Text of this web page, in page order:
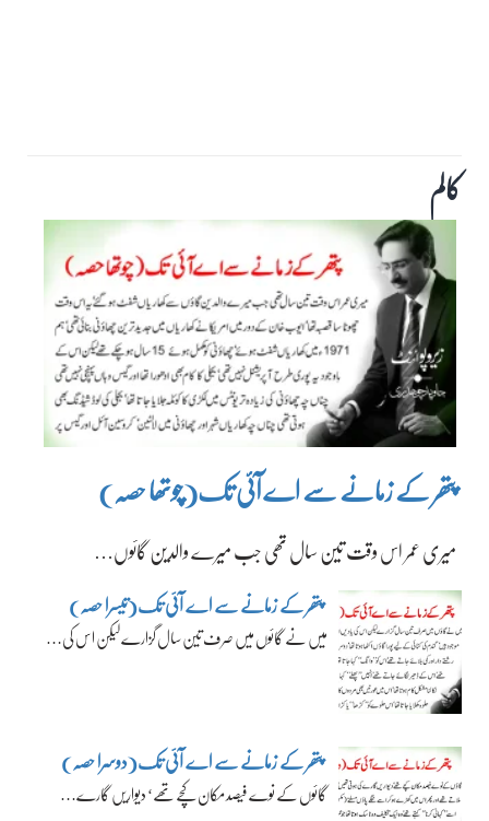
کالم
پتھر کے زمانے سے اے آئی تک(چوتھا حصہ)
میری عمر اس وقت تین سال تھی جب میرے والدین گائوں…
پتھر کے زمانے سے اے آئی تک(تیسرا حصہ)
میں نے گائوں میں صرف تین سال گزارے لیکن اس کی…
پتھر کے زمانے سے اے آئی تک(دوسرا حصہ)
گائوں کے نوے فیصد مکان کچے تھے‘ دیواریں گارے…